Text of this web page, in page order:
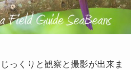
っくりと観察と撮影が出来ま